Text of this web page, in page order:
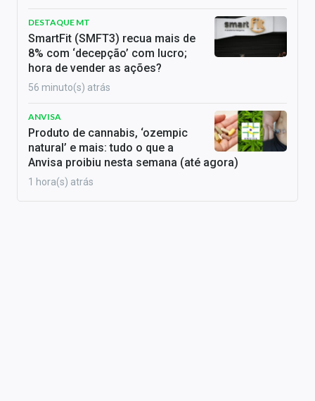
DESTAQUE MT
SmartFit (SMFT3) recua mais de
8% com ‘decepção’ com lucro;
hora de vender as ações?
56 minuto(s) atrás
ANVISA
Produto de cannabis, ‘ozempic
natural’ e mais: tudo o que a
Anvisa proibiu nesta semana (até agora)
1 hora(s) atrás